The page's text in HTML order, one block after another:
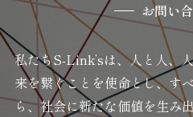
お問い
私たちS-Link’sは、人と人、
来を繋ぐことを使命とし、す
ら、社会に新たな価値を生み